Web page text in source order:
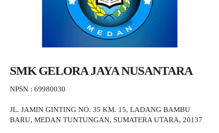
SMK GELORA JAYA NUSANTARA
NPSN : 69980030
JL. JAMIN GINTING NO. 35 KM. 15, LADANG BAMBU
BARU, MEDAN TUNTUNGAN, SUMATERA UTARA, 20137